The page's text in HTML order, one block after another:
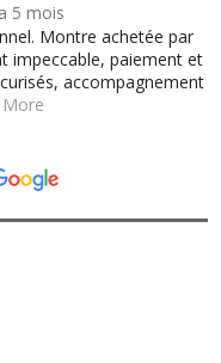
5 mois
Montre achetée par
impeccable, paiement et
accompagnement
More